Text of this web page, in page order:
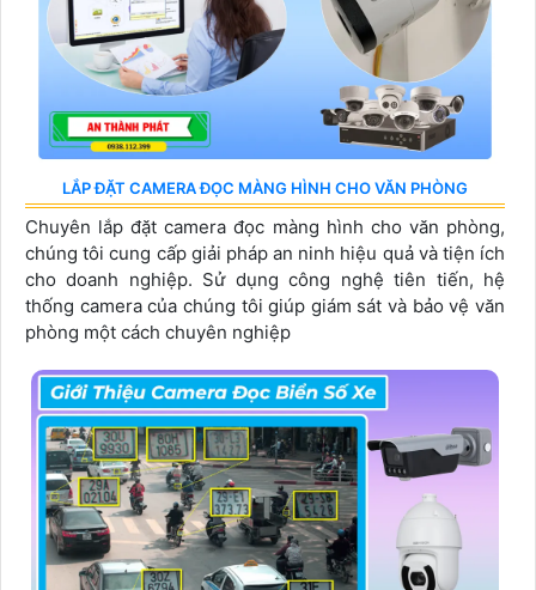
LẮP ĐẶT CAMERA ĐỌC MÀNG HÌNH CHO VĂN PHÒNG
Chuyên lắp đặt camera đọc màng hình cho văn phòng,
chúng tôi cung cấp giải pháp an ninh hiệu quả và tiện ích
cho doanh nghiệp. Sử dụng công nghệ tiên tiến, hệ
thống camera của chúng tôi giúp giám sát và bảo vệ văn
phòng một cách chuyên nghiệp